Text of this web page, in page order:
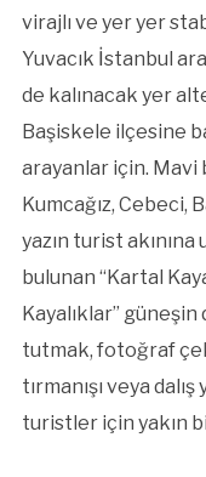
virajlı ve yer yer
Yuvacık İstanbul
de kalınacak yer
Başiskele ilçesine
arayanlar için. Mavi
Kumcağız, Cebeci,
yazın turist akınına
bulunan “Kartal
Kayalıklar” güneşin
tutmak, fotoğraf
tırmanışı veya
turistler için yakın